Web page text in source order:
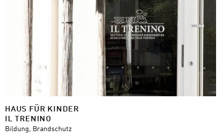
HAUS FÜR KINDER
IL TRENINO
Bildung, Brandschutz